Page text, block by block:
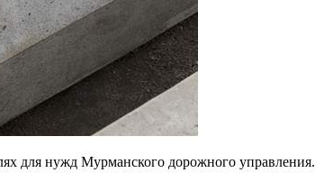
для нужд Мурманского дорожного управления.